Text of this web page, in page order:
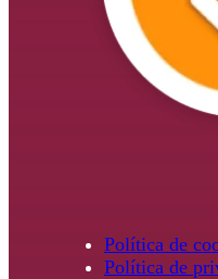
Política de
Política de